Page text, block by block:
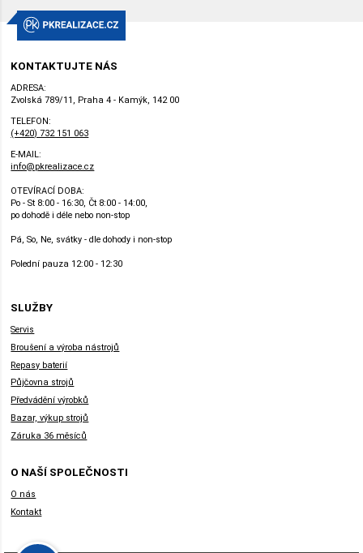
KONTAKTUJTE NÁS
ADRESA:
Zvolská 789/11, Praha 4 - Kamýk, 142 00
TELEFON:
(+420) 732 151 063
E-MAIL:
info@pkrealizace.cz
OTEVÍRACÍ DOBA:
Po - St 8:00 - 16:30, Čt 8:00 - 14:00,
po dohodě i déle nebo non-stop
Pá, So, Ne, svátky - dle dohody i non-stop
Polední pauza 12:00 - 12:30
SLUŽBY
Servis
Broušení a výroba nástrojů
Repasy baterií
Půjčovna strojů
Předvádění výrobků
Bazar, výkup strojů
Záruka 36 měsíců
O NAŠÍ SPOLEČNOSTI
O nás
Kontakt